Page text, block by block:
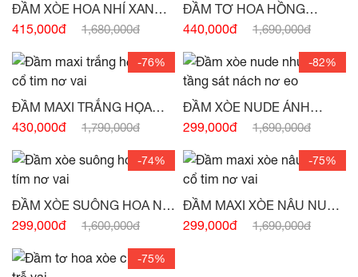
ĐẦM XÒE HOA NHÍ XANH
CỔ TRÒN NHÚN 2 TẦNG
415,000đ 1,680,000đ
ĐẦM TƠ HOA HỒNG
CHUN VAI CHUN EO -
440,000đ 1,690,000đ
-76%
ĐẦM MAXI TRẮNG HỌA
TIẾT CỔ TIM NƠ VAI -(HẾT
430,000đ 1,790,000đ
-82%
ĐẦM XÒE NUDE ÁNH
HỒNG NHÚN 3 TẦNG SÁT
HÀNG)
299,000đ 1,690,000đ
-74%
ĐẦM XÒE SUÔNG HOA NHÍ
299,000đ 1,600,000đ
-75%
ĐẦM MAXI XÒE NÂU NUDE
CỔ TIM NƠ VAI -(HẾT
299,000đ 1,690,000đ
-75%